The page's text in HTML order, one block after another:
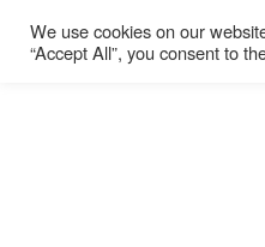
We use cookies on our
“Accept All”, you consent to